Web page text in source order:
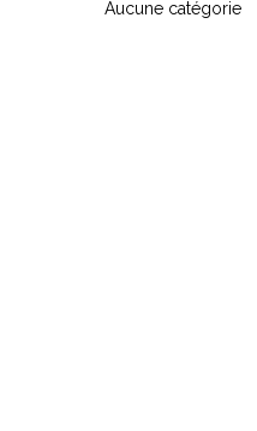
Aucune catégorie